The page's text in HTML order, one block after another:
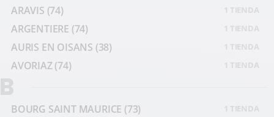
1 TIENDA
ARAVIS (74)
1 TIENDA
ARGENTIERE (74)
1 TIENDA
AURIS EN OISANS (38)
1 TIENDA
AVORIAZ(74)
1 TIENDA
BOURG SAINT MAURICE (73)